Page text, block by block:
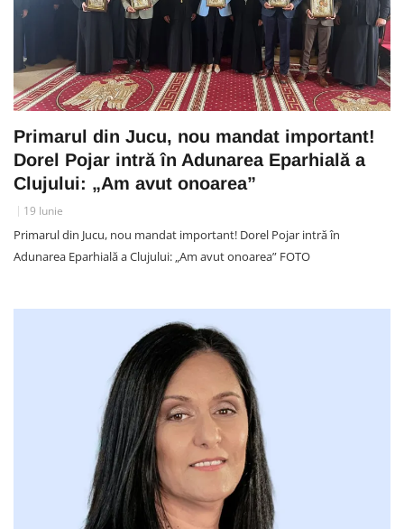
Primarul din Jucu, nou mandat important!
Dorel Pojar intră în Adunarea Eparhială a
Clujului: „Am avut onoarea”
19 Iunie
Primarul din Jucu, nou mandat important! Dorel Pojar intră în
Adunarea Eparhială a Clujului: „Am avut onoarea” FOTO